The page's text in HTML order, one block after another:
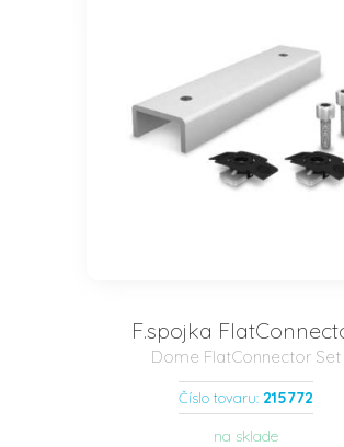
F.spojka
Dome FlatConnector Set
Číslo tovaru: 215772
na sklade